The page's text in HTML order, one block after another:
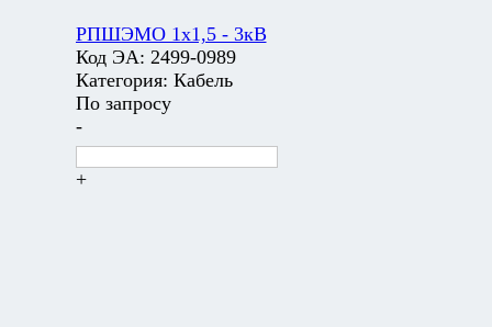
РПШЭМО 1х1,5 - 3кВ
Код ЭА: 2499-0989
Категория: Кабель
По запросу
-
+